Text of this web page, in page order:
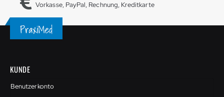
Vorkasse, PayPal, Rechnung, Kreditkarte
KUNDE
Benutzerkonto